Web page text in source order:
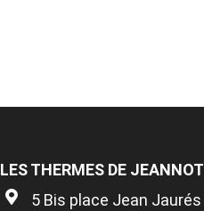
LES THERMES DE JEANNOT
5 Bis place Jean Jaurés